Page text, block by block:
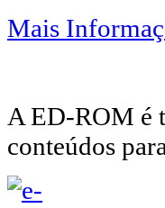
Mais
A ED-ROM é
conteúdos